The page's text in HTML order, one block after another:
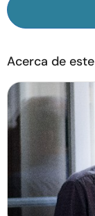
Sobre nosotros
Acerca de